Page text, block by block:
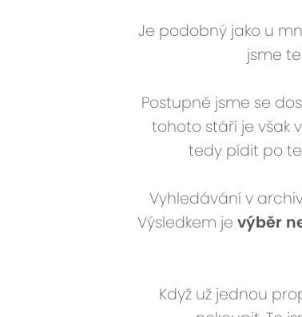
Je podobný jako u
jsme
Postupně jsme se
tohoto stáří je však
tedy pídit po
Vyhledávání v
Výsledkem je výběr
Když už jednou